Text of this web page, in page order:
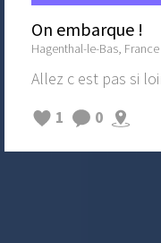
On embarque !
Hagenthal-le-Bas, France
Allez c est pas si
1
0